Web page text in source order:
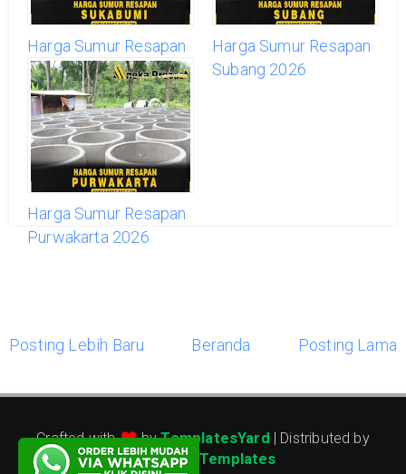
Harga Sumur Resapan
Sukabumi 2026
Harga Sumur Resapan
Subang 2026
Harga Sumur Resapan
Purwakarta 2026
Posting Lebih Baru Beranda Posting Lama
Crafted with byTemplatesYard | Distributed by
Gooyaabi Templates